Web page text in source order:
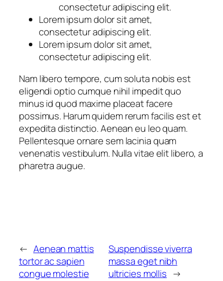
consectetur adipiscing elit.
Lorem ipsum dolor sit amet,
consectetur adipiscing elit.
Lorem ipsum dolor sit amet,
consectetur adipiscing elit.
Nam libero tempore, cum soluta nobis est
eligendi optio cumque nihil impedit quo
minus id quod maxime placeat facere
possimus. Harum quidem rerum facilis est et
expedita distinctio. Aenean eu leo quam.
Pellentesque ornare sem lacinia quam
venenatis vestibulum. Nulla vitae elit libero, a
pharetra augue.
← Aenean mattis
tortor ac sapien
congue molestie
Suspendisse viverra
massa eget nibh
ultricies mollis →